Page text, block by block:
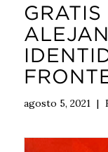
agosto 5, 2021 |